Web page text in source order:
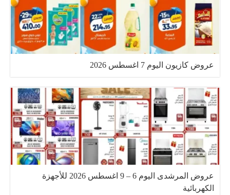
عروض كازيون اليوم 7 اغسطس 2026
عروض المرشدى اليوم 6 – 9 اغسطس 2026 للأجهزة
الكهربائية